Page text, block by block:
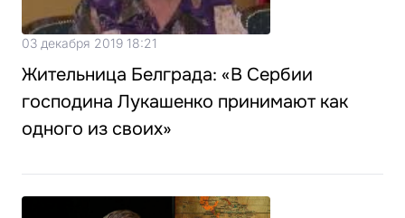
03 декабря 2019 18:21
Жительница Белграда: «В Сербии
господина Лукашенко принимают как
одного из своих»